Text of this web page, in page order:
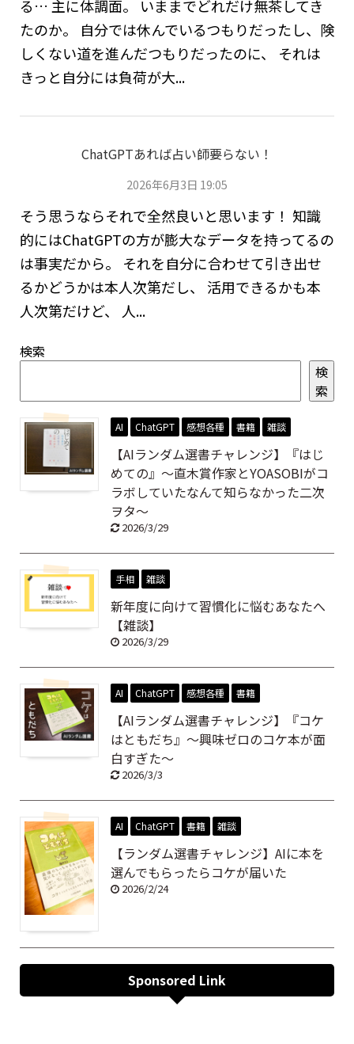
る… 主に体調面。 いままでどれだけ無茶してき
たのか。 自分では休んでいるつもりだったし、険
しくない道を進んだつもりだったのに、 それは
きっと自分には負荷が大...
ChatGPTあれば占い師要らない！
2026年6月3日 19:05
そう思うならそれで全然良いと思います！ 知識
的にはChatGPTの方が膨大なデータを持ってるの
は事実だから。 それを自分に合わせて引き出せ
るかどうかは本人次第だし、 活用できるかも本
人次第だけど、 人...
検索
検
索
AI ChatGPT 感想各種 書籍 雑談
【AIランダム選書チャレンジ】『はじ
めての』～直木賞作家とYOASOBIがコ
ラボしていたなんて知らなかった二次
ヲタ～
2026/3/29
手相 雑談
新年度に向けて習慣化に悩むあなたへ
【雑談】
2026/3/29
AI ChatGPT 感想各種 書籍
【AIランダム選書チャレンジ】『コケ
はともだち』～興味ゼロのコケ本が面
白すぎた～
2026/3/3
AI ChatGPT 書籍 雑談
【ランダム選書チャレンジ】AIに本を
選んでもらったらコケが届いた
2026/2/24
Sponsored Link